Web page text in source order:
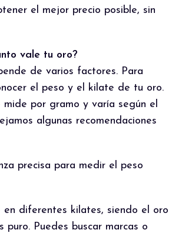
el mejor precio posible, sin
vale tu oro?
de varios factores. Para
el peso y el kilate de tu oro.
por gramo y varía según el
algunas recomendaciones
precisa para medir el peso
en diferentes kilates, siendo el oro
puro. Puedes buscar marcas o